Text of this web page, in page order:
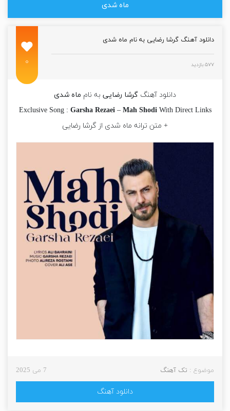
ماه شدی
دانلود آهنگ گرشا رضایی به نام ماه شدی
۵۷۷ بازدید ۰
دانلود آهنگ گرشا رضایی به نام ماه شدی
Exclusive Song : Garsha Rezaei– Mah ShodiWith Direct Links
+ متن ترانه ماه شدی از گرشا رضایی
موضوع : تک آهنگ 7 می 2025
دانلود آهنگ